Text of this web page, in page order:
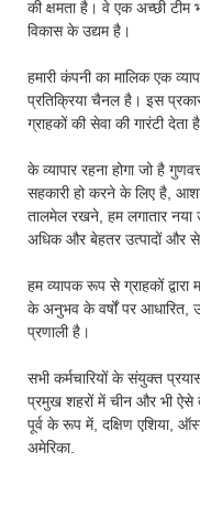
की क्षमता है। वे एक अच्छी
विकास के उद्यम है।
हमारी कंपनी का मालिक एक
प्रतिक्रिया चैनल है। इस
ग्राहकों की सेवा की गारंटी
के व्यापार रहना होगा जो है
सहकारी हो करने के लिए है,
तालमेल रखने, हम लगातार नया
अधिक और बेहतर उत्पादों और
हम व्यापक रूप से ग्राहकों द्वारा
के अनुभव के वर्षों पर
प्रणाली है।
सभी कर्मचारियों के संयुक्त
प्रमुख शहरों में चीन और भी ऐसे
पूर्व के रूप में, दक्षिण एशिया,
अमेरिका.